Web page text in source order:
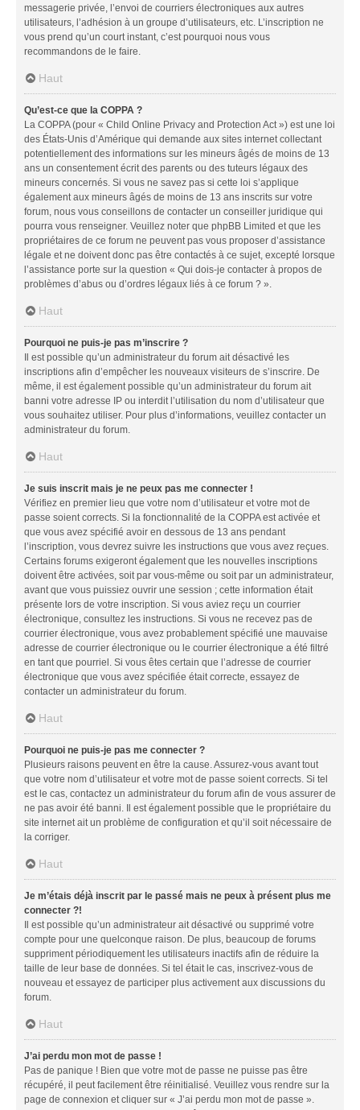
messagerie privée, l’envoi de courriers électroniques aux autres
utilisateurs, l’adhésion à un groupe d’utilisateurs, etc. L’inscription ne
vous prend qu’un court instant, c’est pourquoi nous vous
recommandons de le faire.
Haut
Qu’est-ce que la COPPA ?
La COPPA (pour « Child Online Privacy and Protection Act ») est une loi
des États-Unis d’Amérique qui demande aux sites internet collectant
potentiellement des informations sur les mineurs âgés de moins de 13
ans un consentement écrit des parents ou des tuteurs légaux des
mineurs concernés. Si vous ne savez pas si cette loi s’applique
également aux mineurs âgés de moins de 13 ans inscrits sur votre
forum, nous vous conseillons de contacter un conseiller juridique qui
pourra vous renseigner. Veuillez noter que phpBB Limited et que les
propriétaires de ce forum ne peuvent pas vous proposer d’assistance
légale et ne doivent donc pas être contactés à ce sujet, excepté lorsque
l’assistance porte sur la question « Qui dois-je contacter à propos de
problèmes d’abus ou d’ordres légaux liés à ce forum ? ».
Haut
Pourquoi ne puis-je pas m’inscrire ?
Il est possible qu’un administrateur du forum ait désactivé les
inscriptions afin d’empêcher les nouveaux visiteurs de s’inscrire. De
même, il est également possible qu’un administrateur du forum ait
banni votre adresse IP ou interdit l’utilisation du nom d’utilisateur que
vous souhaitez utiliser. Pour plus d’informations, veuillez contacter un
administrateur du forum.
Haut
Je suis inscrit mais je ne peux pas me connecter !
Vérifiez en premier lieu que votre nom d’utilisateur et votre mot de
passe soient corrects. Si la fonctionnalité de la COPPA est activée et
que vous avez spécifié avoir en dessous de 13 ans pendant
l’inscription, vous devrez suivre les instructions que vous avez reçues.
Certains forums exigeront également que les nouvelles inscriptions
doivent être activées, soit par vous-même ou soit par un administrateur,
avant que vous puissiez ouvrir une session ; cette information était
présente lors de votre inscription. Si vous aviez reçu un courrier
électronique, consultez les instructions. Si vous ne recevez pas de
courrier électronique, vous avez probablement spécifié une mauvaise
adresse de courrier électronique ou le courrier électronique a été filtré
en tant que pourriel. Si vous êtes certain que l’adresse de courrier
électronique que vous avez spécifiée était correcte, essayez de
contacter un administrateur du forum.
Haut
Pourquoi ne puis-je pas me connecter ?
Plusieurs raisons peuvent en être la cause. Assurez-vous avant tout
que votre nom d’utilisateur et votre mot de passe soient corrects. Si tel
est le cas, contactez un administrateur du forum afin de vous assurer de
ne pas avoir été banni. Il est également possible que le propriétaire du
site internet ait un problème de configuration et qu’il soit nécessaire de
la corriger.
Haut
Je m’étais déjà inscrit par le passé mais ne peux à présent plus me
connecter ?!
Il est possible qu’un administrateur ait désactivé ou supprimé votre
compte pour une quelconque raison. De plus, beaucoup de forums
suppriment périodiquement les utilisateurs inactifs afin de réduire la
taille de leur base de données. Si tel était le cas, inscrivez-vous de
nouveau et essayez de participer plus activement aux discussions du
forum.
Haut
J’ai perdu mon mot de passe !
Pas de panique ! Bien que votre mot de passe ne puisse pas être
récupéré, il peut facilement être réinitialisé. Veuillez vous rendre sur la
page de connexion et cliquer sur « J’ai perdu mon mot de passe ».